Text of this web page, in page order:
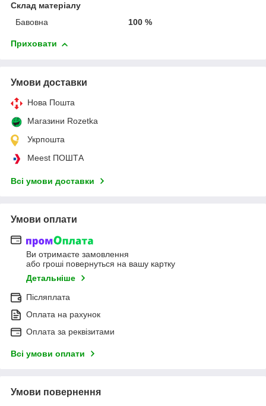
Склад матеріалу
Бавовна
100 %
Приховати
Умови доставки
Нова Пошта
Магазини Rozetka
Укрпошта
Meest ПОШТА
Всі умови доставки
Умови оплати
Ви отримаєте замовлення
або гроші повернуться на вашу картку
Детальніше
Післяплата
Оплата на рахунок
Оплата за реквізитами
Всі умови оплати
Умови повернення